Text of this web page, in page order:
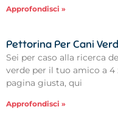
Approfondisci »
Pettorina Per Cani
Sei per caso alla ricerca
verde per il tuo amico a 4
pagina giusta, qui
Approfondisci »